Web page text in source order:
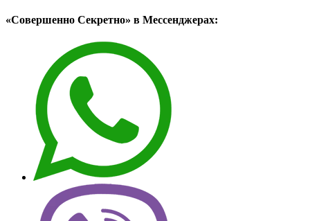
«Совершенно Секретно» в Мессенджерах: